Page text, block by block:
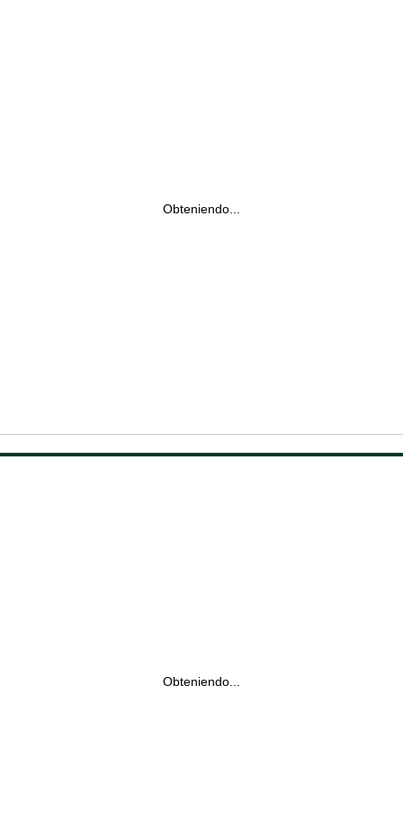
Obteniendo...
Obteniendo...